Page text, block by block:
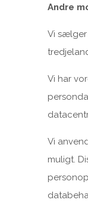
Andre
Vi sælger
Vi har
Vi
muligt.